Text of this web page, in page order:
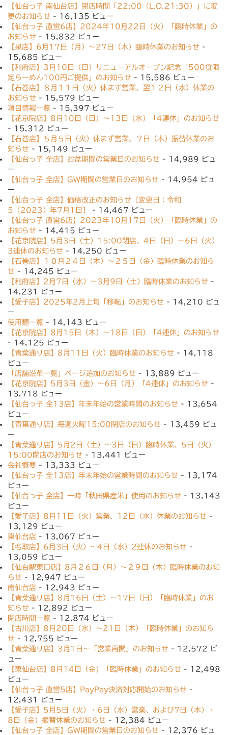
【仙台っ子 南仙台店】閉店時間「22:00（L.O.21:30）」に変
更のお知らせ - 16,135 ビュー
【仙台っ子 直営6店】2024年10月22日（火）「臨時休業」の
お知らせ - 15,832 ビュー
【泉店】6月17日（月）〜27日（木）臨時休業のお知らせ -
15,685 ビュー
【利府店】3月10日（日）リニューアルオープン記念「500食限
定らーめん100円ご提供」のお知らせ - 15,586 ビュー
【石巻店】８月１１日（火）休まず営業、翌１２日（水）休業の
お知らせ - 15,579 ビュー
項目情報一覧 - 15,397 ビュー
【花京院店】8月10日（日）〜13日（水）「4連休」のお知らせ
- 15,312 ビュー
【石巻店】５月５日（火）休まず営業、７日（木）振替休業のお
知らせ - 15,149 ビュー
【仙台っ子 全店】お盆期間の営業日のお知らせ - 14,989 ビュ
ー
【仙台っ子 全店】GW期間の営業日のお知らせ - 14,954 ビュ
ー
【仙台っ子 全店】価格改正のお知らせ〔変更日：令和
5（2023）年7月1日〕
- 14,467 ビュー
【仙台っ子 直営6店】2023年10月17日（火）「臨時休業」の
お知らせ - 14,415 ビュー
【花京院店】5月3日（土）15:00閉店、4日（日）〜6日（火）
3連休のお知らせ - 14,250 ビュー
【石巻店】１０月２４日（木）〜２５日（金）臨時休業のお知ら
せ - 14,245 ビュー
【利府店】2月7日（水）〜3月9日（土）臨時休業のお知らせ -
14,231 ビュー
【愛子店】2025年2月上旬「移転」のお知らせ - 14,210 ビュ
ー
使用麺一覧 - 14,143 ビュー
【花京院店】8月15日（木）〜18日（日）「4連休」のお知らせ
- 14,125 ビュー
【青葉通り店】8月11日（火）臨時休業のお知らせ - 14,118
ビュー
「店舗沿革一覧」ページ追加のお知らせ - 13,889 ビュー
【花京院店】5月3日（金）〜6日（月）「4連休」のお知らせ -
13,718 ビュー
【仙台っ子 全13店】年末年始の営業時間のお知らせ - 13,654
ビュー
【青葉通り店】毎週火曜15:00閉店のお知らせ - 13,459 ビュ
ー
【青葉通り店】5月2日（土）〜3日（日）臨時休業、5日（火）
15:00閉店のお知らせ - 13,441 ビュー
会社概要 - 13,333 ビュー
【仙台っ子 全13店】年末年始の営業時間のお知らせ - 13,174
ビュー
【仙台っ子 全店】一時「秋田県産米」使用のお知らせ - 13,143
ビュー
【愛子店】8月11日（火）営業、12日（水）休業のお知らせ -
13,129 ビュー
東仙台店 - 13,067 ビュー
【名取店】6月3日（火）〜4日（水）2連休のお知らせ -
13,059 ビュー
【仙台駅東口店】8月２６日（月）〜２９日（木）臨時休業のお知
らせ - 12,947 ビュー
南仙台店 - 12,943 ビュー
【青葉通り店】8月16日（土）〜17日（日）「臨時休業」のお
知らせ - 12,892 ビュー
閉店時間一覧 - 12,874 ビュー
【古川店】8月20日（水）〜21日（木）「臨時休業」のお知ら
せ - 12,755 ビュー
【青葉通り店】3月1日〜「営業再開」のお知らせ - 12,572 ビ
ュー
【東仙台店】8月14日（金）「臨時休業」のお知らせ - 12,498
ビュー
【仙台っ子 直営5店】PayPay決済対応開始のお知らせ -
12,431 ビュー
【愛子店】5月5日（火）・6日（水）営業、および7日（木）・
8日（金）振替休業のお知らせ - 12,384 ビュー
【仙台っ子 全店】GW期間の営業日のお知らせ - 12,376 ビュ